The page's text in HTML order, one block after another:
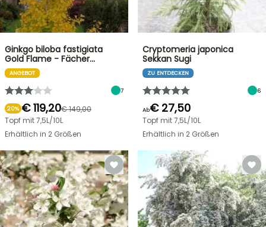
Ginkgo biloba fastigiata
Gold Flame - Fächer…
ANGEBOT
7
20% € 119,20€ 149,00
Topf mit 7,5L/10L
Erhältlich in 2 Größen
Cryptomeria japonica
Sekkan Sugi
ZU ENTDECKEN
6
Ab€ 27,50
Topf mit 7,5L/10L
Erhältlich in 2 Größen